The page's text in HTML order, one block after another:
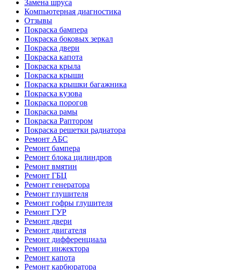
Замена шруса
Компьютерная диагностика
Отзывы
Покраска бампера
Покраска боковых зеркал
Покраска двери
Покраска капота
Покраска крыла
Покраска крыши
Покраска крышки багажника
Покраска кузова
Покраска порогов
Покраска рамы
Покраска Раптором
Покраска решетки радиатора
Ремонт АБС
Ремонт бампера
Ремонт блока цилиндров
Ремонт вмятин
Ремонт ГБЦ
Ремонт генератора
Ремонт глушителя
Ремонт гофры глушителя
Ремонт ГУР
Ремонт двери
Ремонт двигателя
Ремонт дифференциала
Ремонт инжектора
Ремонт капота
Ремонт карбюратора